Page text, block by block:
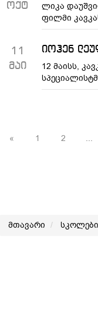
ოქტ
ლიკა
ფილმი
11
მაი
იოჰენ
12 მაისს,
« 1 2 ...
მთავარი სკოლები